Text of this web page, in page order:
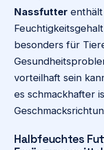
Nassfutter
besonders für
vorteilhaft sein
es schmackhafter
Halbfeuchtes